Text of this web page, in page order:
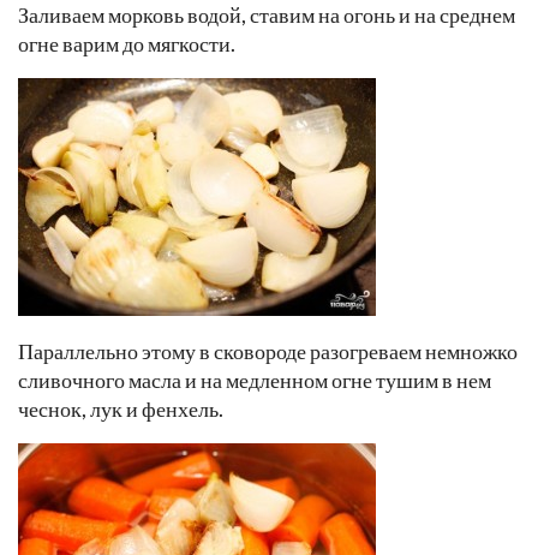
Заливаем морковь водой, ставим на огонь и на среднем
огне варим до мягкости.
Параллельно этому в сковороде разогреваем немножко
сливочного масла и на медленном огне тушим в нем
чеснок, лук и фенхель.